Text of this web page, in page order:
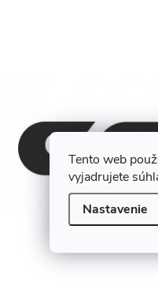
Tento web
vyjadrujete
Nastavenie